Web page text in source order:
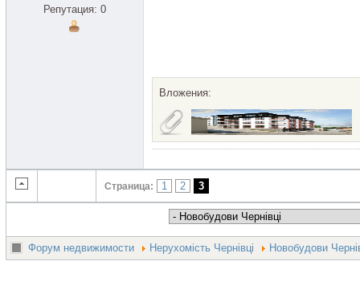
Репутация: 0
Вложения:
Страница: 1 2 3
Форум недвижимости Нерухомість Чернівці Новобудови